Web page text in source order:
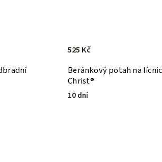
Beránkový potah na
Christ®
10 dní
525 Kč